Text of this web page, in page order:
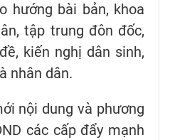
hướng bài bản, khoa
tập trung đôn đốc,
kiến nghị dân sinh,
nhân dân.
nội dung và phương
các cấp đẩy mạnh